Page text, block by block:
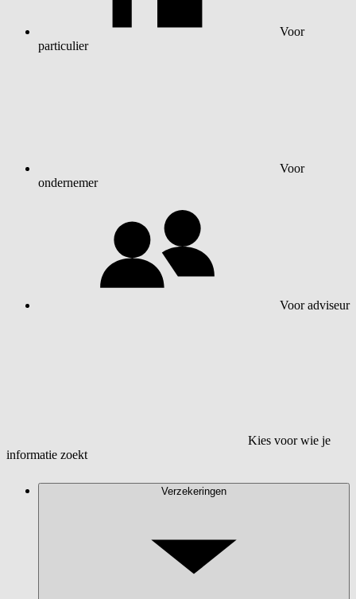
Voor
particulier
Voor
ondernemer
Voor adviseur
Kies voor wie je
informatie zoekt
Verzekeringen